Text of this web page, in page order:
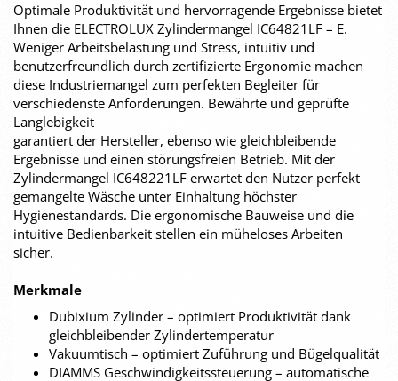
Optimale Produktivität und hervorragende Ergebnisse bietet
Ihnen die ELECTROLUX Zylindermangel IC64821LF – E.
Weniger Arbeitsbelastung und Stress, intuitiv und
benutzerfreundlich durch zertifizierte Ergonomie machen
diese Industriemangel zum perfekten Begleiter für
verschiedenste Anforderungen. Bewährte und geprüfte
Langlebigkeit
garantiert der Hersteller, ebenso wie gleichbleibende
Ergebnisse und einen störungsfreien Betrieb. Mit der
Zylindermangel IC648221LF erwartet den Nutzer perfekt
gemangelte Wäsche unter Einhaltung höchster
Hygienestandards. Die ergonomische Bauweise und die
intuitive Bedienbarkeit stellen ein müheloses Arbeiten
sicher.
Merkmale
Dubixium Zylinder – optimiert Produktivität dank
gleichbleibender Zylindertemperatur
Vakuumtisch – optimiert Zuführung und Bügelqualität
DIAMMS Geschwindigkeitssteuerung – automatische